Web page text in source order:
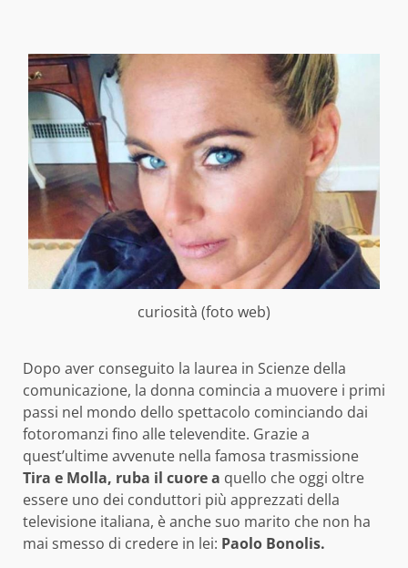
curiosità (foto web)
Dopo aver conseguito la laurea in Scienze della
comunicazione, la donna comincia a muovere i primi
passi nel mondo dello spettacolo cominciando dai
fotoromanzi fino alle televendite. Grazie a
quest’ultime avvenute nella famosa trasmissione
Tira e Molla, ruba il cuore a quello che oggi oltre
essere uno dei conduttori più apprezzati della
televisione italiana, è anche suo marito che non ha
mai smesso di credere in lei: Paolo Bonolis.